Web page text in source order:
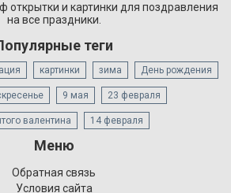
открытки и картинки для поздравления
на все праздники.
теги
картинки зима День рождения
9 мая 23 февраля
валентина 14 февраля
Меню
Обратная связь
Условия сайта